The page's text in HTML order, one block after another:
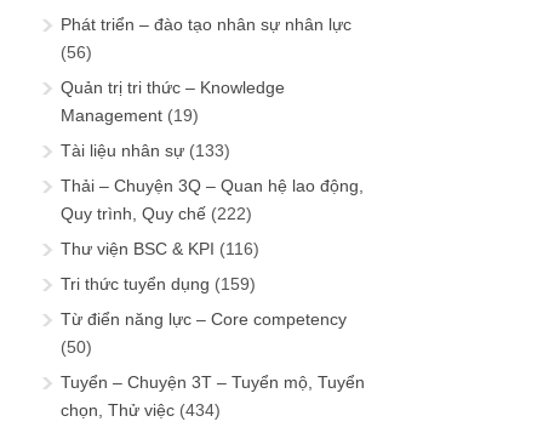
Phát triển – đào tạo nhân sự nhân lực
(56)
Quản trị tri thức – Knowledge
Management (19)
Tài liệu nhân sự (133)
Thải – Chuyện 3Q – Quan hệ lao động,
Quy trình, Quy chế (222)
Thư viện BSC & KPI (116)
Tri thức tuyển dụng (159)
Từ điển năng lực – Core competency
(50)
Tuyển – Chuyện 3T – Tuyển mộ, Tuyển
chọn, Thử việc (434)